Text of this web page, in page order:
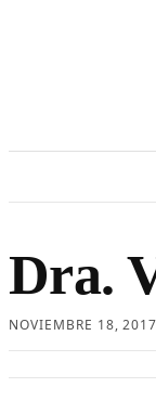
Dra.
NOVIEMBRE 18, 2017